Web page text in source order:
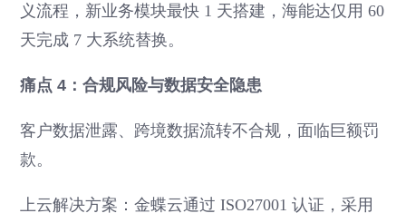
义流程，新业务模块最快 1 天搭建，海能达仅用 60
天完成 7 大系统替换。
痛点 4：合规风险与数据安全隐患
客户数据泄露、跨境数据流转不合规，面临巨额罚
款。
上云解决方案：金蝶云通过 ISO27001 认证，采用